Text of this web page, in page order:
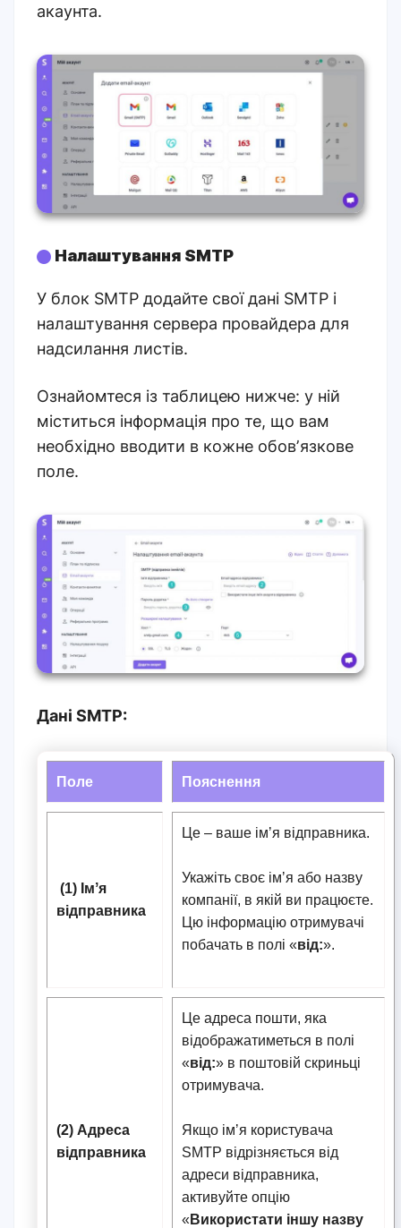
акаунта.
Налаштування SMTP
У блок SMTP додайте свої дані SMTP і
налаштування сервера провайдера для
надсилання листів.
Ознайомтеся із таблицею нижче: у ній
міститься інформація про те, що вам
необхідно вводити в кожне обовʼязкове
поле.
Дані SMTP:
Поле Пояснення
(1) Імʼя
відправника
Це – ваше імʼя відправника.
Укажіть своє імʼя або назву
компанії, в якій ви працюєте.
Цю інформацію отримувачі
побачать в полі «від:».
(2) Адреса
відправника
Це адреса пошти, яка
відображатиметься в полі
«від:» в поштовій скриньці
отримувача.
Якщо імʼя користувача
SMTP відрізняється від
адреси відправника,
активуйте опцію
«Використати іншу назву